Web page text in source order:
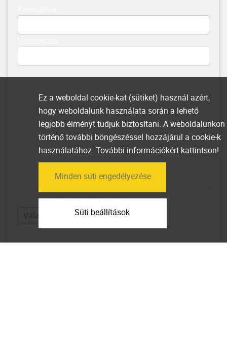
Email
Telefonszám
Üzenet
Mekkora lakások érdekelnek?
Elfogadom azadatfelhasználásifeltételeket
Ez a weboldal cookie-kat (sütiket) használ azért,
hogy weboldalunk használata során a lehető
legjobb élményt tudjuk biztosítani. A weboldalunkon
történő további böngészéssel hozzájárul a cookie-k
használatához. További információkért kattintson!
Minden süti engedélyezése
Süti beállítások